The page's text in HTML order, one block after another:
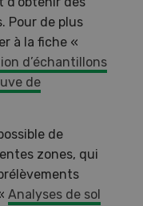
Pour de plus
à la fiche «
d’échantillons
de
de
zones, qui
Analyses de sol